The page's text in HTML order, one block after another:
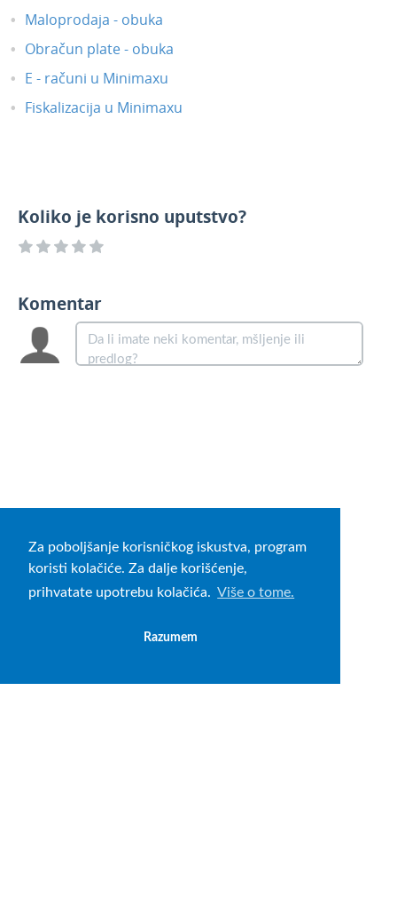
Za poboljšanje korisničkog iskustva, program
koristi kolačiće. Za dalje korišćenje,
prihvatate upotrebu kolačića. Više o tome.
Razumem
Maloprodaja - obuka
Obračun plate - obuka
E - računi u Minimaxu
Fiskalizacija u Minimaxu
Koliko je korisno uputstvo?
Komentar